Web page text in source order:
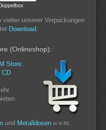
vielen unserer Verpackungen
Download.
(Onlineshop):
Store,
CD
und Metalldosen u.v.m.